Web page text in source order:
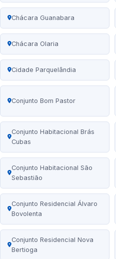
Chácara Guanabara
Chácara Olaria
Cidade Parquelândia
Conjunto Bom Pastor
Conjunto Habitacional Brás
Cubas
Conjunto Habitacional São
Sebastião
Conjunto Residencial Álvaro
Bovolenta
Conjunto Residencial Nova
Bertioga